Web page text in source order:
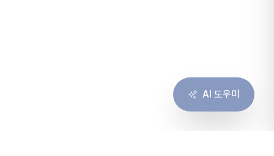
AI 도우미